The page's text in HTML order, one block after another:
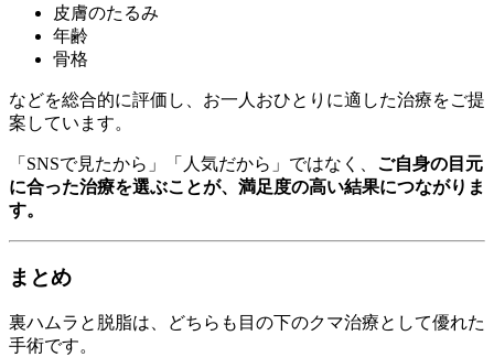
皮膚のたるみ
年齢
骨格
などを総合的に評価し、お一人おひとりに適した治療をご提
案しています。
「SNSで見たから」「人気だから」ではなく、 ご自身の目元
に合った治療を選ぶことが、満足度の高い結果につながりま
す。
まとめ
裏ハムラと脱脂は、どちらも目の下のクマ治療として優れた
手術です。